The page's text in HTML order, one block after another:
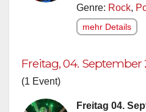
Genre: Rock,
mehr Details
Freitag, 04. September
(1 Event)
Freitag 04.